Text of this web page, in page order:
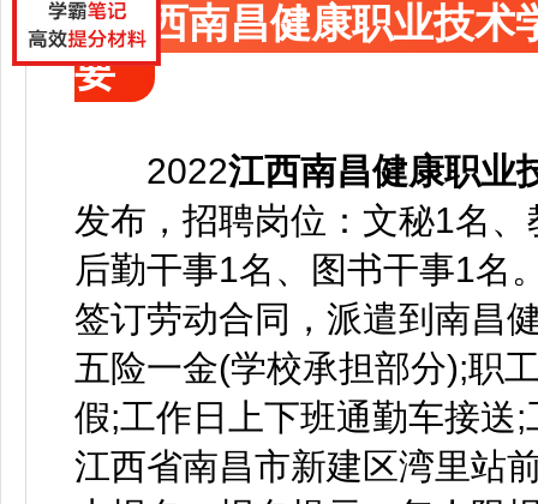
江西南昌健康职业技术
要
2022江西南昌健康职业
发布， 招聘岗位：文秘1名
后勤干事1名、图书干事1名
签订劳动合同，派遣到南昌
五险一金(学校承担部分);职
假;工作日上下班通勤车接送
江西省南昌市新建区湾里站